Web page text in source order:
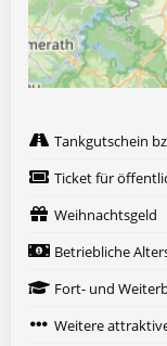
Tankgutschein
Ticket für
Weihnachtsgeld
Betriebliche
Fort- und
Weitere